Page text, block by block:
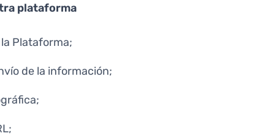
plataforma
Plataforma;
de la información;